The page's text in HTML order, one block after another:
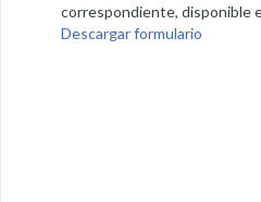
correspondiente, disponible
Descargar formulario